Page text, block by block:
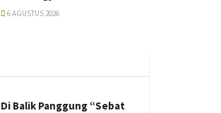
6 AGUSTUS 2026
Di Balik Panggung “Sebat